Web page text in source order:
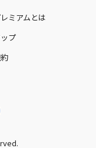
ミアムとは
プ